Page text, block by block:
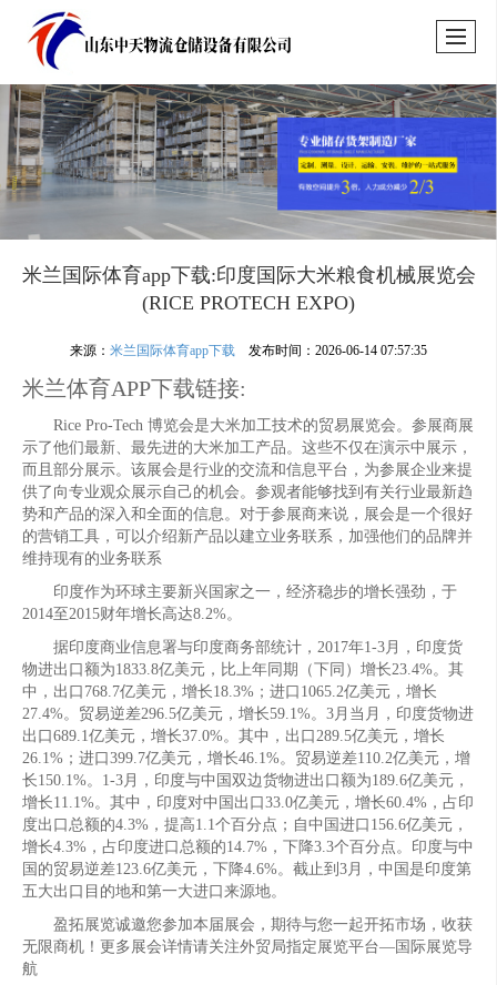
米兰国际体育app下载:印度国际大米粮食机械展览会
(RICE PROTECH EXPO)
来源：米兰国际体育app下载 发布时间：2026-06-14 07:57:35
米兰体育APP下载链接:
Rice Pro-Tech 博览会是大米加工技术的贸易展览会。参展商展
示了他们最新、最先进的大米加工产品。这些不仅在演示中展示，
而且部分展示。该展会是行业的交流和信息平台，为参展企业来提
供了向专业观众展示自己的机会。参观者能够找到有关行业最新趋
势和产品的深入和全面的信息。对于参展商来说，展会是一个很好
的营销工具，可以介绍新产品以建立业务联系，加强他们的品牌并
维持现有的业务联系
印度作为环球主要新兴国家之一，经济稳步的增长强劲，于
2014至2015财年增长高达8.2%。
据印度商业信息署与印度商务部统计，2017年1-3月，印度货
物进出口额为1833.8亿美元，比上年同期（下同）增长23.4%。其
中，出口768.7亿美元，增长18.3%；进口1065.2亿美元，增长
27.4%。贸易逆差296.5亿美元，增长59.1%。3月当月，印度货物进
出口689.1亿美元，增长37.0%。其中，出口289.5亿美元，增长
26.1%；进口399.7亿美元，增长46.1%。贸易逆差110.2亿美元，增
长150.1%。1-3月，印度与中国双边货物进出口额为189.6亿美元，
增长11.1%。其中，印度对中国出口33.0亿美元，增长60.4%，占印
度出口总额的4.3%，提高1.1个百分点；自中国进口156.6亿美元，
增长4.3%，占印度进口总额的14.7%，下降3.3个百分点。印度与中
国的贸易逆差123.6亿美元，下降4.6%。截止到3月，中国是印度第
五大出口目的地和第一大进口来源地。
盈拓展览诚邀您参加本届展会，期待与您一起开拓市场，收获
无限商机！更多展会详情请关注外贸局指定展览平台—国际展览导
航